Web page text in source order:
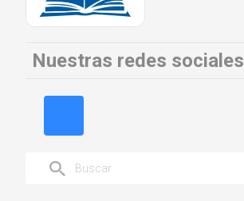
Nuestras redes sociales